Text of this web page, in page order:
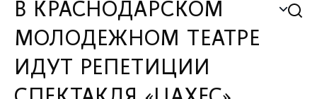
В КРАСНОДАРСКОМ
МОЛОДЕЖНОМ ТЕАТРЕ
ИДУТ РЕПЕТИЦИИ